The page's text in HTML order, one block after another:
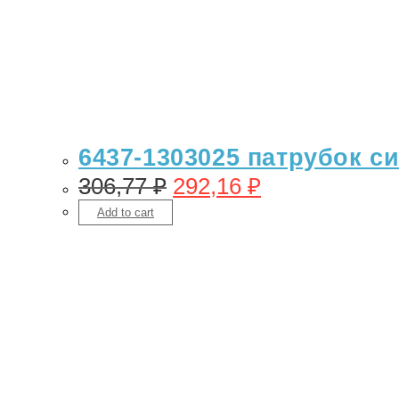
6437-1303025 патрубок
306,77₽ 292,16 ₽
Add to cart